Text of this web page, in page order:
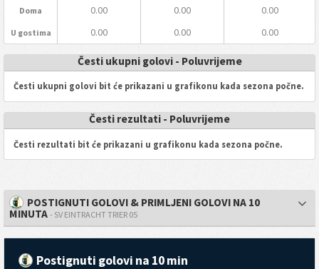
Doma 0.00 0.00 0.00
U gostima 0.00 0.00 0.00
Česti ukupni golovi - Poluvrijeme
Česti ukupni golovi bit će prikazani u grafikonu kada sezona počne.
Česti rezultati - Poluvrijeme
Česti rezultati bit će prikazani u grafikonu kada sezona počne.
POSTIGNUTI GOLOVI & PRIMLJENI GOLOVI NA 10
MINUTA - SV EINTRACHT TRIER 05
Postignuti golovi na 10 min